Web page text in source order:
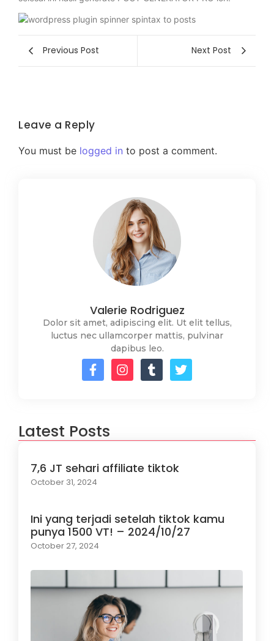
Previous Post Next Post
Leave a Reply
You must be logged in to post a comment.
Valerie Rodriguez
Dolor sit amet, adipiscing elit. Ut elit tellus,
luctus nec ullamcorper mattis, pulvinar
dapibus leo.
Latest Posts
7,6 JT sehari affiliate tiktok
October 31, 2024
Ini yang terjadi setelah tiktok kamu
punya 1500 VT! – 2024/10/27
October 27, 2024